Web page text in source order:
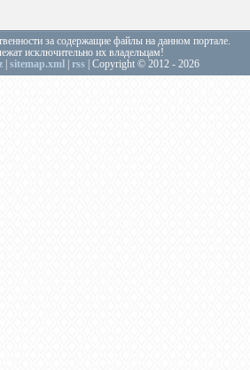
за содержащие файлы на данном портале.
исключительно их владельцам!
sitemap.xml rss | Copyright © 2012 - 2026